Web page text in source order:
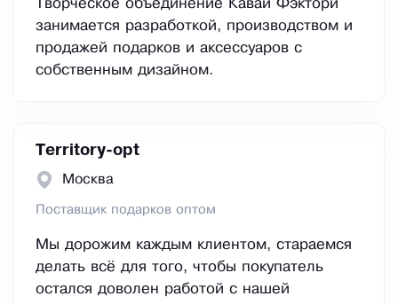
Творческое объединение Каваи Фэктори
занимается разработкой, производством и
продажей подарков и аксессуаров с
собственным дизайном.
Тerritory-opt
Москва
Поставщик подарков оптом
Мы дорожим каждым клиентом, стараемся
делать всё для того, чтобы покупатель
остался доволен работой с нашей